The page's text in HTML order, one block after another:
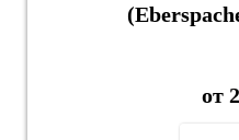
от